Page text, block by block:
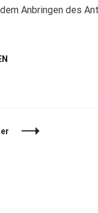
Anbringen des